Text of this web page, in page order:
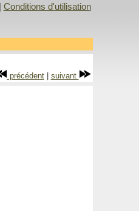
Conditions d'utilisation
précédent| suivant